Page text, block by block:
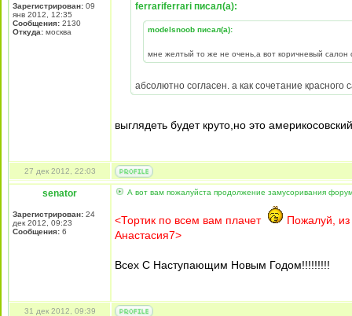
Зарегистрирован: 09
янв 2012, 12:35
Сообщения: 2130
Откуда: москва
ferrariferrari писал(а):
modelsnoob писал(а):
мне желтый то же не очень,а вот коричневый салон
абсолютно согласен. а как сочетание красного
выглядеть будет круто,но это
27 дек 2012, 22:03
senator
Зарегистрирован: 24
дек 2012, 09:23
Сообщения: 6
А вот вам пожалуйста продолжение замусоривания
<Тортик по всем вам плачет
Пожалуй,
Анастасия7>
Всех С Наступающим Новым Годом!!!!!!!!!
31 дек 2012, 09:39